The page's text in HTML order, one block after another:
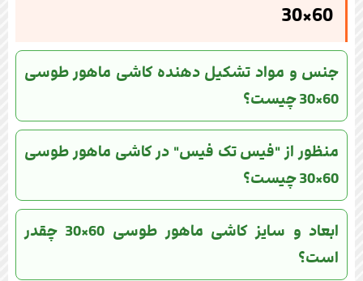
60×30
جنس و مواد تشکیل دهنده کاشی ماهور طوسی
60×30 چیست؟
منظور از "فیس تک فیس" در کاشی ماهور طوسی
60×30 چیست؟
ابعاد و سایز کاشی ماهور طوسی 60×30 چقدر
است؟